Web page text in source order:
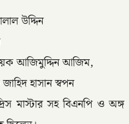
উদ্দিন
আজিমুদ্দিন আজিম,
হাসান স্বপন
মাস্টার সহ বিএনপি ও অঙ্গ